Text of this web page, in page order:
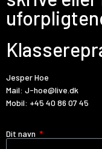
Jesper Hoe
Mail: J-hoe@live.dk
Mobil: +45 40 86 07 45
Dit navn